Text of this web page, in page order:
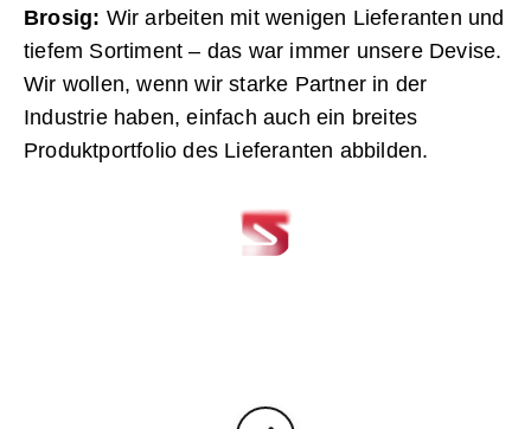
Brosig: Wir arbeiten mit wenigen Lieferanten und
tiefem Sortiment – das war immer unsere Devise.
Wir wollen, wenn wir starke Partner in der
Industrie haben, einfach auch ein breites
Produktportfolio des Lieferanten abbilden.